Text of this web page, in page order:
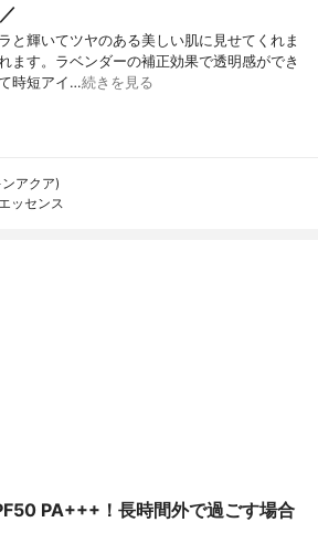
と輝いてツヤのある美しい肌に見せてくれま
ます。ラベンダーの補正効果で透明感ができ
時短アイ…続きを見る
アクア)
ッセンス
PA+++！長時間外で過ごす場合